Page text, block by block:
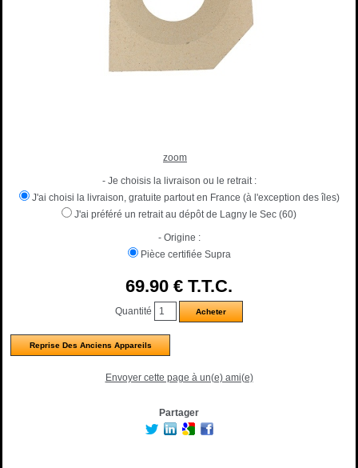
zoom
- Je choisis la livraison ou le retrait :
J'ai choisi la livraison, gratuite partout en France (à l'exception des îles)
J'ai préféré un retrait au dépôt de Lagny le Sec (60)
- Origine :
Pièce certifiée Supra
69.90 € T.T.C.
Quantité
Reprise Des Anciens Appareils
Envoyer cette page à un(e) ami(e)
Partager